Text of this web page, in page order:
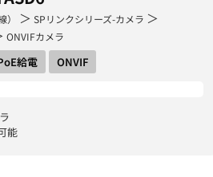
＞ SPリンクシリーズ-カメラ ＞
ONVIFカメラ
給電 ONVIF
能